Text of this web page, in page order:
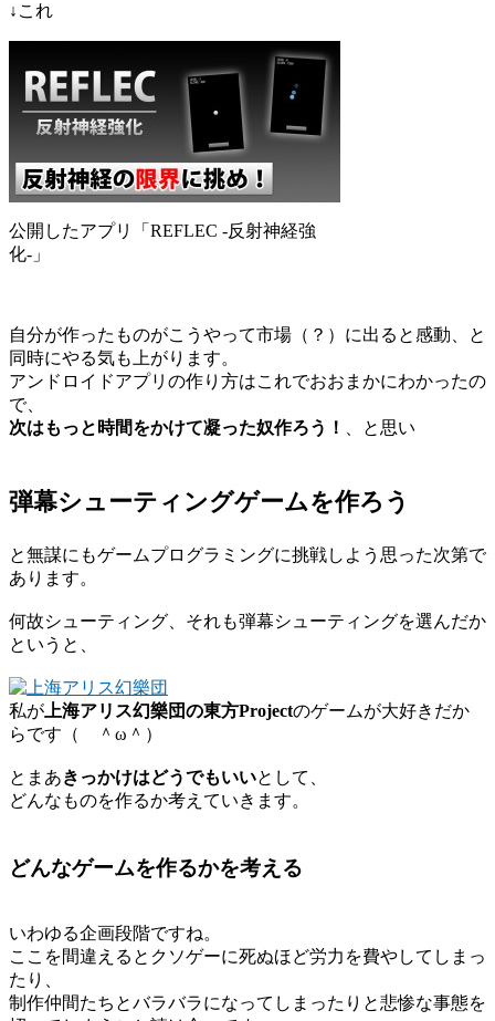
↓これ
公開したアプリ「REFLEC -反射神経強
化-」
自分が作ったものがこうやって市場（？）に出ると感動、と
同時にやる気も上がります。
アンドロイドアプリの作り方はこれでおおまかにわかったの
で、
次はもっと時間をかけて凝った奴作ろう！
、と思い
弾幕シューティングゲームを作ろう
と無謀にもゲームプログラミングに挑戦しよう思った次第で
あります。
何故シューティング、それも弾幕シューティングを選んだか
というと、
私が 上海アリス幻樂団の東方Projectのゲームが大好きだか
らです（ ＾ω＾）
とまあきっかけはどうでもいいとして、
どんなものを作るか考えていきます。
どんなゲームを作るかを考える
いわゆる企画段階ですね。
ここを間違えるとクソゲーに死ぬほど労力を費やしてしまっ
たり、
制作仲間たちとバラバラになってしまったりと悲惨な事態を